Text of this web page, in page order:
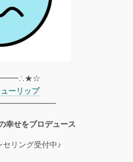
ーリップ
幸せをプロデュース
セリング受付中♪